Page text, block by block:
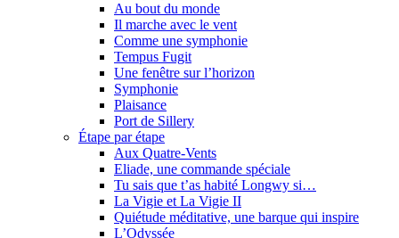
Au bout du monde
Il marche avec le vent
Comme une symphonie
Tempus Fugit
Une fenêtre sur l’horizon
Symphonie
Plaisance
Port de Sillery
Étape par étape
Aux Quatre-Vents
Eliade, une commande spéciale
Tu sais que t’as habité Longwy si…
La Vigie et La Vigie II
Quiétude méditative, une barque qui inspire
L’Odyssée